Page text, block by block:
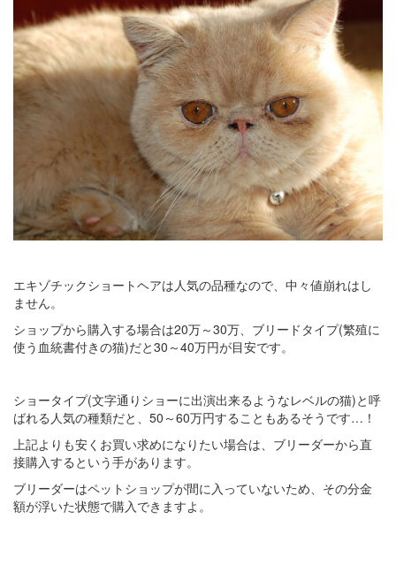
エキゾチックショートヘアは人気の品種なので、中々値崩れはし
ません。
ショップから購入する場合は20万～30万、ブリードタイプ(繁殖に
使う血統書付きの猫)だと30～40万円が目安です。
ショータイプ(文字通りショーに出演出来るようなレベルの猫)と呼
ばれる人気の種類だと、50～60万円することもあるそうです…！
上記よりも安くお買い求めになりたい場合は、ブリーダーから直
接購入するという手があります。
ブリーダーはペットショップが間に入っていないため、その分金
額が浮いた状態で購入できますよ。